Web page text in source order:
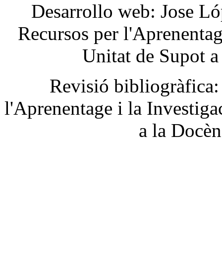
Desarrollo web: Jose
Recursos per
Unitat de Supot
Revisió bibliogràfica
l'Aprenentage i la
a la